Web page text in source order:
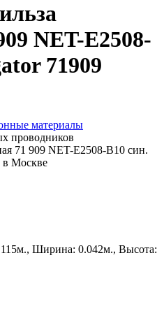
NET-E2508-
71909
материалы
проводников
Ширина: 0.042м., Высота: